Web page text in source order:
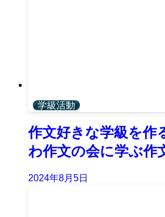
学級活動
作文好きな学級を作
わ作文の会に学ぶ作
2024年8月5日